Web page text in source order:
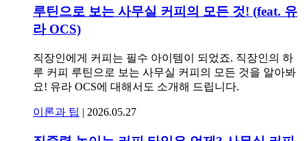
루틴으로 보는 사무실 커피의 모든 것! (feat. 유
라 OCS)
직장인에게 커피는 필수 아이템이 되었죠. 직장인의 하
루 커피 루틴으로 보는 사무실 커피의 모든 것을 알아봐
요! 유라 OCS에 대해서도 소개해 드립니다.
이론과 팁 | 2026.05.27